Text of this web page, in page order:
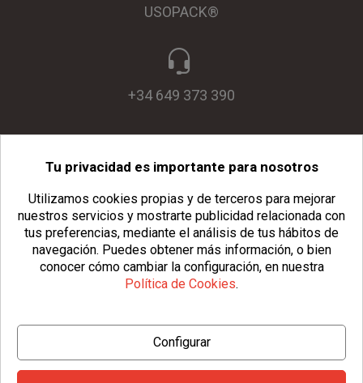
USOPACK®
+34 649 373 390
info@usopack.com
© Copyright 2026 Usopack® | Aviso Legal
| Política de Cookies| Configurar Cookies |
Tu privacidad es importante para nosotros
Utilizamos cookies propias y de terceros para mejorar
nuestros servicios y mostrarte publicidad relacionada con
tus preferencias, mediante el análisis de tus hábitos de
navegación. Puedes obtener más información, o bien
conocer cómo cambiar la configuración, en nuestra
Política de Cookies.
Configurar